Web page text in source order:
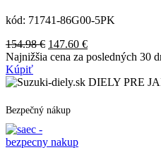
kód: 71741-86G00-5PK
154.98€ Pôvodná
cena
154.98 €.
147.60 €Aktuálna
cena
147.60 €.
Najnižšia cena za posledných 30
Kúpiť
DIELY PRE
Bezpečný nákup